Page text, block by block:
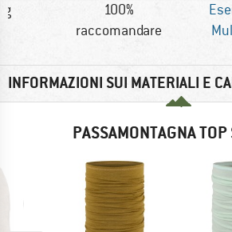
g
100%
raccomandare
INFORMAZIONI SUI MATERIALI E
PASSAMONTAGNA